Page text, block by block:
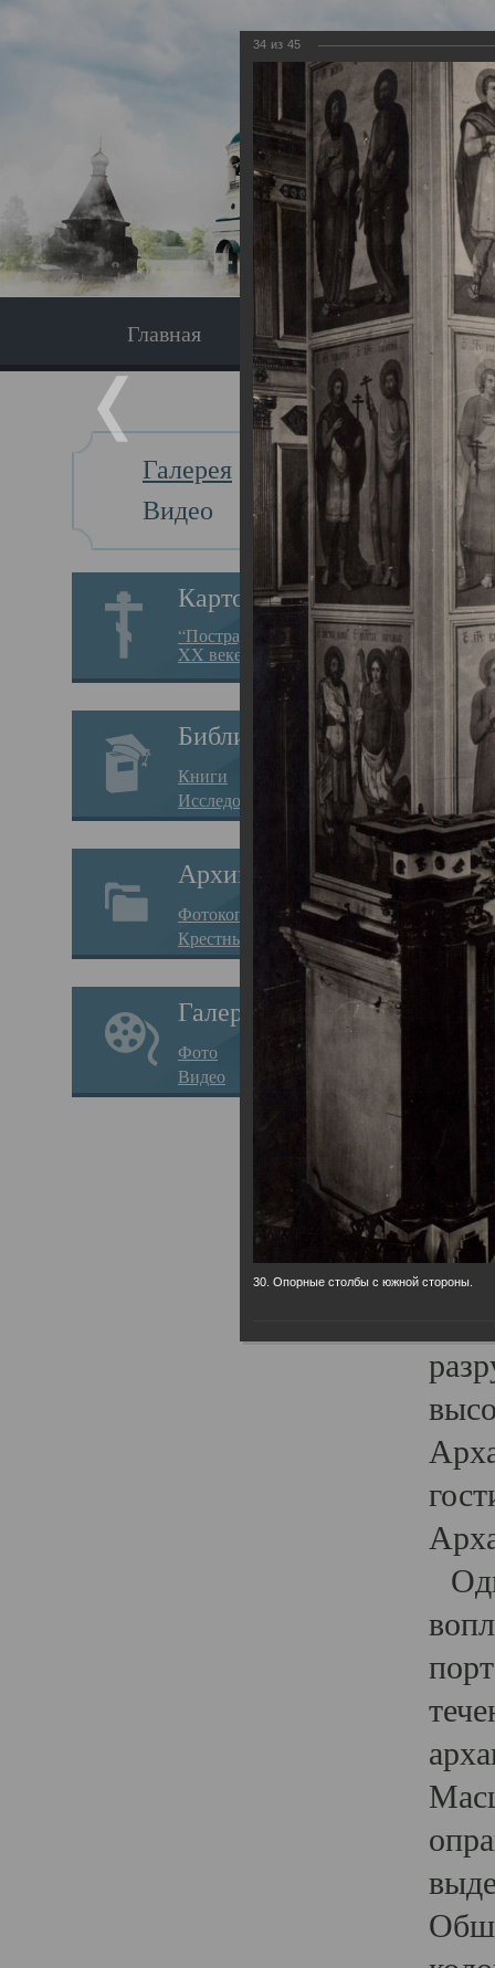
Главная Экскурсия
Галерея
Видео
Картотека
“Пострадавшие за веру в
XX веке на Севере”
Библиотека
Книги
Исследования
Архив
Фотокопии дел
Крестные ходы
Галерея
Фото
Видео
Главная
34 из 45
30. Опорные столбы с южной стороны.